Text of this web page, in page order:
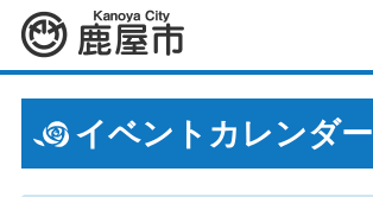
鹿屋市
イベントカレンダー